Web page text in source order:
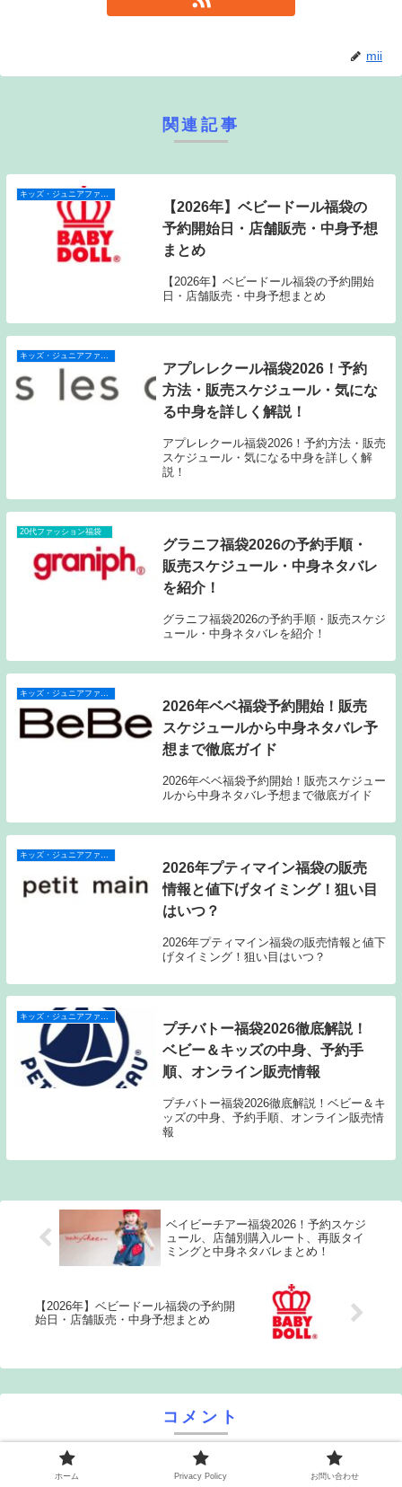
mii
関連記事
キッズ・ジュニアファッション福袋
【2026年】ベビードール福袋の
予約開始日・店舗販売・中身予想
まとめ
【2026年】ベビードール福袋の予約開始
日・店舗販売・中身予想まとめ
キッズ・ジュニアファッション福袋
アプレレクール福袋2026！予約
方法・販売スケジュール・気にな
る中身を詳しく解説！
アプレレクール福袋2026！予約方法・販売
スケジュール・気になる中身を詳しく解
説！
20代ファッション福袋
グラニフ福袋2026の予約手順・
販売スケジュール・中身ネタバレ
を紹介！
グラニフ福袋2026の予約手順・販売スケジ
ュール・中身ネタバレを紹介！
2026年ベベ福袋予約開始！販売
スケジュールから中身ネタバレ予
想まで徹底ガイド
2026年ベベ福袋予約開始！販売スケジュー
ルから中身ネタバレ予想まで徹底ガイド
2026年プティマイン福袋の販売
情報と値下げタイミング！狙い目
はいつ？
2026年プティマイン福袋の販売情報と値下
げタイミング！狙い目はいつ？
プチバトー福袋2026徹底解説！
ベビー＆キッズの中身、予約手
順、オンライン販売情報
プチバトー福袋2026徹底解説！ベビー＆キ
ッズの中身、予約手順、オンライン販売情
報
ベイビーチアー福袋2026！予約スケジ
ュール、店舗別購入ルート、再販タイ
ミングと中身ネタバレまとめ！
【2026年】ベビードール福袋の予約開
始日・店舗販売・中身予想まとめ
コメント
コメントを書き込む
ホーム Privacy Policy お問い合わせ